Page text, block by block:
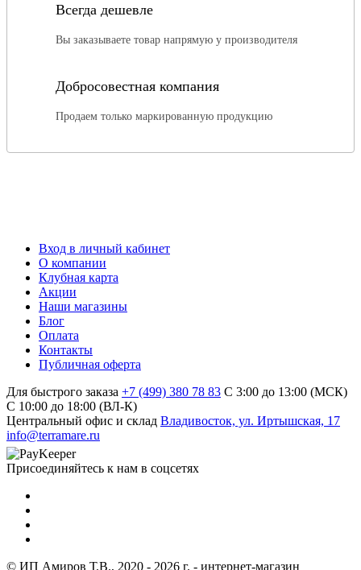
Всегда дешевле
Вы заказываете товар напрямую у производителя
Добросовестная компания
Продаем только маркированную продукцию
Вход в личный кабинет
О компании
Клубная карта
Акции
Наши магазины
Блог
Оплата
Контакты
Публичная оферта
Для быстрого заказа +7 (499) 380 78 83 С 3:00 до 13:00 (МСК)
C 10:00 до 18:00 (ВЛ-К)
Центральный офис и склад Владивосток, ул. Иртышская, 17
info@terramare.ru
Присоединяйтесь к нам в соцсетях
© ИП Амиров Т.В., 2020 - 2026 г. - интернет-магазин